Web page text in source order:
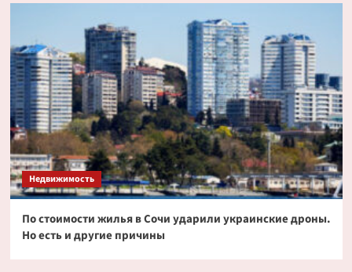
Недвижимость
По стоимости жилья в Сочи ударили украинские дроны.
Но есть и другие причины